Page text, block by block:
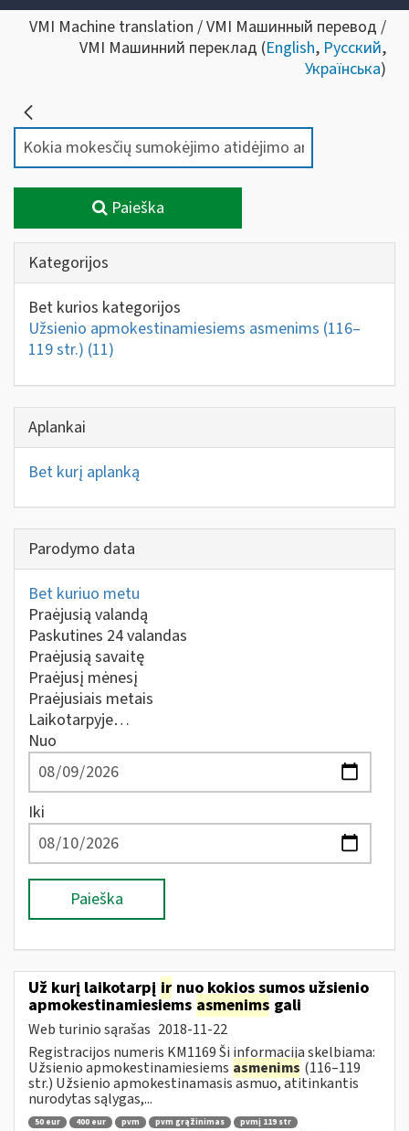
VMI Machine translation / VMI Машинный перевод /
VMI Машинний переклад (English, Русский,
Українська)
Paieška
Kategorijos
Bet kurios kategorijos
Užsienio apmokestinamiesiems asmenims (116–
119 str.) (11)
Aplankai
Bet kurį aplanką
Parodymo data
Bet kuriuo metu
Praėjusią valandą
Paskutines 24 valandas
Praėjusią savaitę
Praėjusį mėnesį
Praėjusiais metais
Laikotarpyje…
Nuo
Iki
Paieška
Už kurį laikotarpį ir nuo kokios sumos užsienio
apmokestinamiesiems asmenims gali
Web turinio sąrašas 2018-11-22
Registracijos numeris KM1169 Ši informacija skelbiama:
Užsienio apmokestinamiesiems asmenims (116–119
str.) Užsienio apmokestinamasis asmuo, atitinkantis
nurodytas sąlygas,...
50 eur 400 eur pvm pvm grąžinimas
pvmį 119 str